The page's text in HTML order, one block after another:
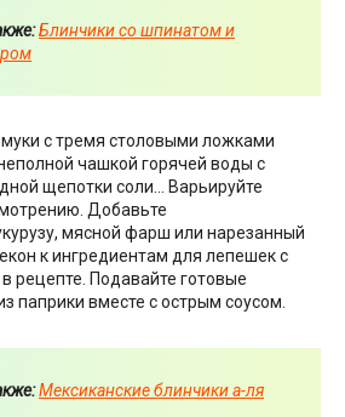
Блинчики со шпинатом и
с тремя столовыми ложками
чашкой горячей воды с
щепотки соли… Варьируйте
Добавьте
мясной фарш или нарезанный
к ингредиентам для лепешек с
рецепте. Подавайте готовые
паприки вместе с острым соусом.
Мексиканские блинчики а-ля